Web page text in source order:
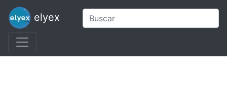
elyex